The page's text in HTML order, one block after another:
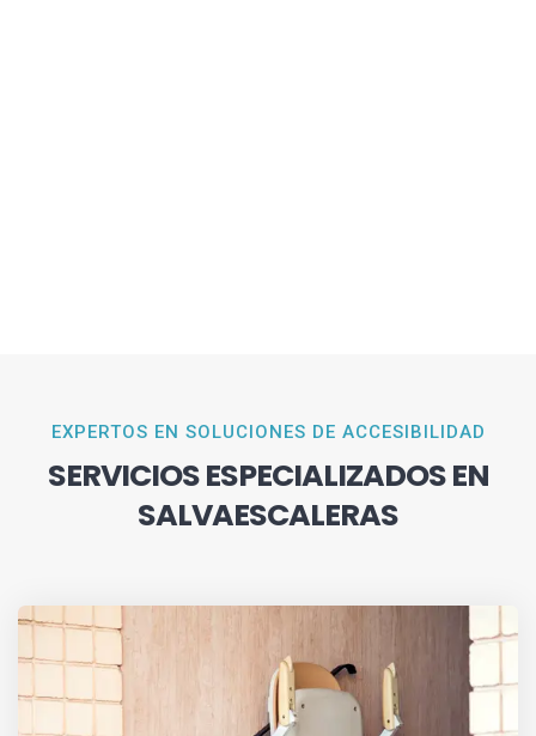
EXPERTOS EN SOLUCIONES DE ACCESIBILIDAD
SERVICIOS ESPECIALIZADOS EN
SALVAESCALERAS